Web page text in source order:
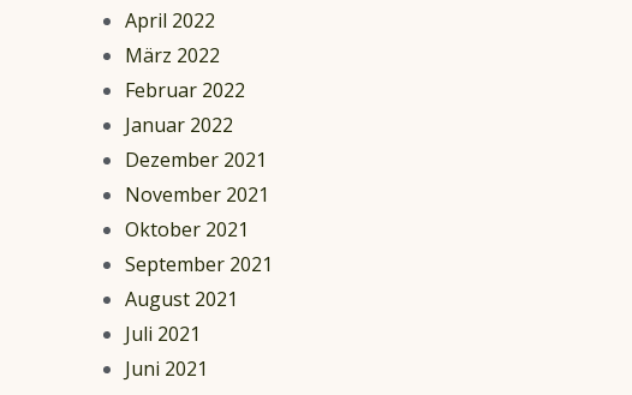
April 2022
März 2022
Februar 2022
Januar 2022
Dezember 2021
November 2021
Oktober 2021
September 2021
August 2021
Juli 2021
Juni 2021